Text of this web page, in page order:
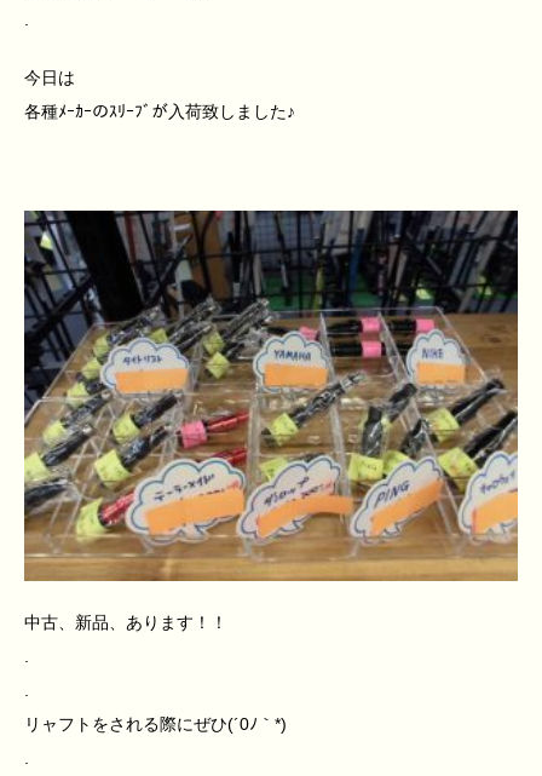
.
今日は
各種ﾒｰｶｰのｽﾘｰﾌﾞが入荷致しました♪
中古、新品、あります！！
.
.
リャフトをされる際にぜひ(´0ﾉ｀*)
.